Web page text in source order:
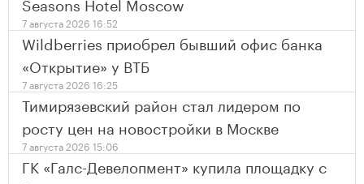
7 августа 2026 16:52
Wildberries приобрел бывший офис банка
«Открытие» у ВТБ
7 августа 2026 16:25
Тимирязевский район стал лидером по
росту цен на новостройки в Москве
7 августа 2026 15:06
ГК «Галс-Девелопмент» купила площадку с